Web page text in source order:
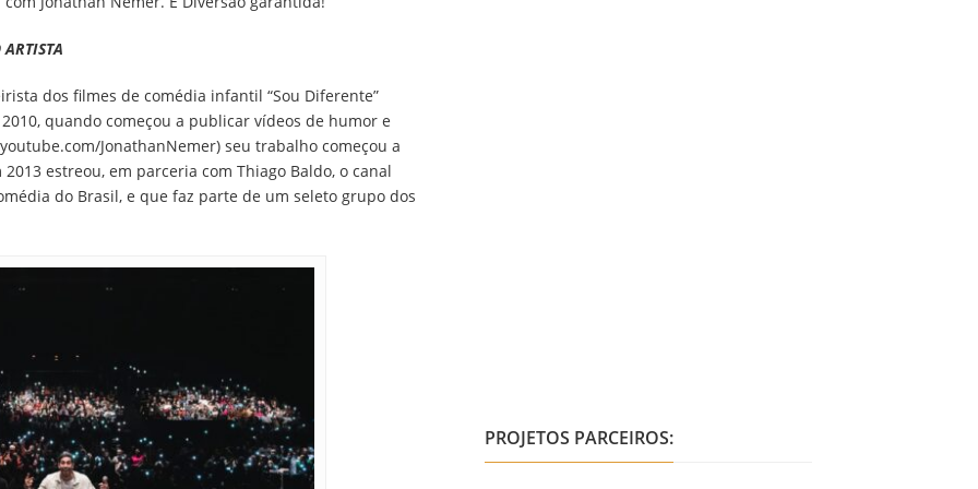
ARTISTA
dos filmes de comédia infantil “Sou Diferente”
2010, quando começou a publicar vídeos de humor e
JonathanNemer) seu trabalho começou a
estreou, em parceria com Thiago Baldo, o canal
do Brasil, e que faz parte de um seleto grupo dos
PROJETOS PARCEIROS: